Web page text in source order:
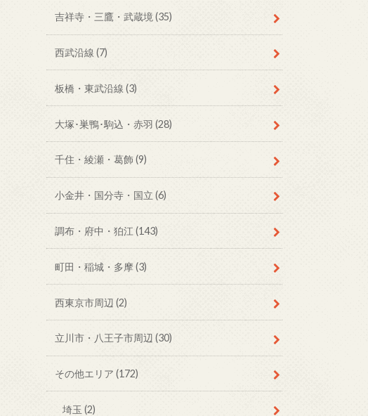
吉祥寺・三鷹・武蔵境 (35)
西武沿線 (7)
板橋・東武沿線 (3)
大塚･巣鴨･駒込・赤羽 (28)
千住・綾瀬・葛飾(9)
小金井・国分寺・国立 (6)
調布・府中・狛江 (143)
町田・稲城・多摩 (3)
西東京市周辺 (2)
立川市・八王子市周辺 (30)
その他エリア (172)
埼玉(2)